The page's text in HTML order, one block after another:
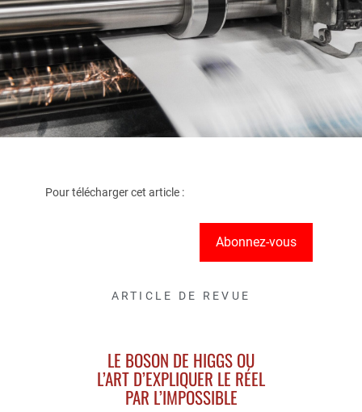
Pour télécharger cet article :
Abonnez-vous
ARTICLE DE REVUE
LE BOSON DE HIGGS OU
L’ART D’EXPLIQUER LE RÉEL
PAR L’IMPOSSIBLE